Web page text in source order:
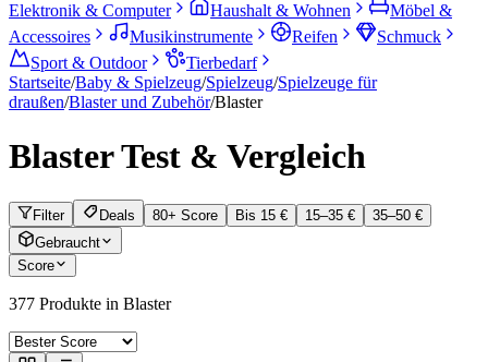
Elektronik & Computer
Haushalt & Wohnen
Möbel &
Accessoires
Musikinstrumente Reifen
Schmuck
Sport & Outdoor
Tierbedarf
Startseite/Baby & Spielzeug/Spielzeug/Spielzeuge für
draußen/Blaster und Zubehör/Blaster
BlasterTest & Vergleich
Filter Deals 80+ Score Bis 15 € 15–35 €
35–50 €
Gebraucht
Score
377 Produkte in Blaster